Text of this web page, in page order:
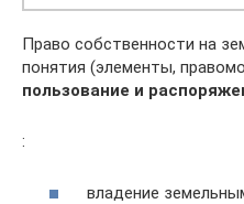
Право собственности на
понятия (элементы,
пользование и
:
владение